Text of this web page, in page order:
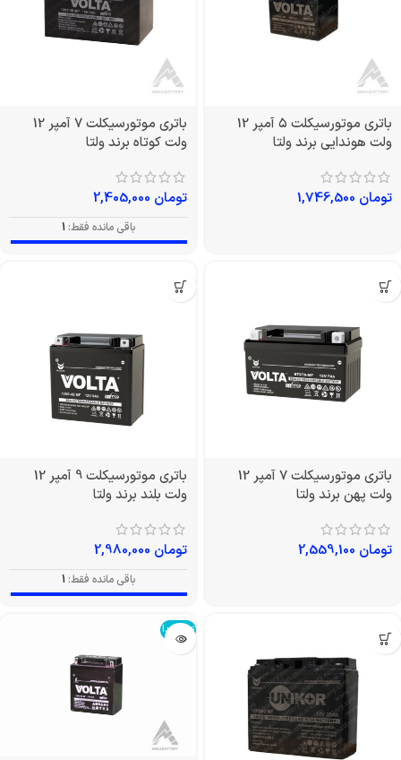
باتری موتورسیکلت ۵ آمپر 12
ولت هوندایی برند ولتا
تومان
باتری موتورسیکلت 7 آمپر 12
ولت کوتاه برند ولتا
تومان
باقی مانده فقط: 1
باتری موتورسیکلت 7 آمپر 12
ولت پهن برند ولتا
تومان
باتری موتورسیکلت 9 آمپر 12
ولت بلند برند ولتا
تومان
باقی مانده فقط: 1
تمام شد!